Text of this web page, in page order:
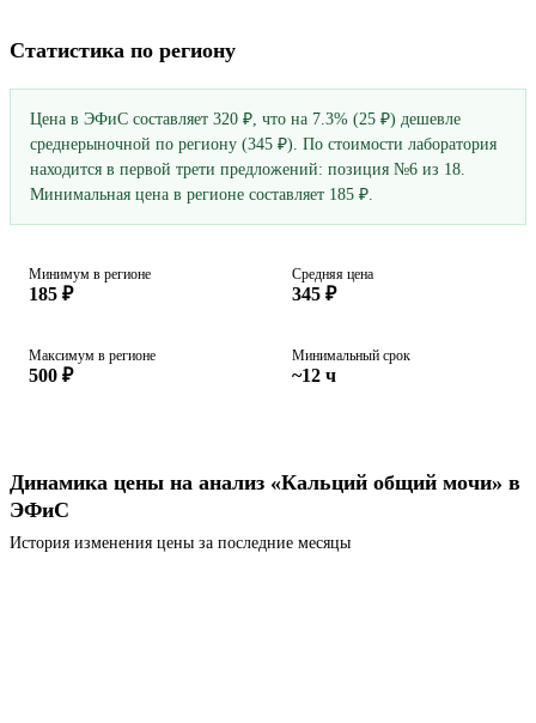
Статистика по региону
Цена в ЭФиС составляет 320 ₽, что на 7.3% (25 ₽) дешевле
среднерыночной по региону (345 ₽). По стоимости лаборатория
находится в первой трети предложений: позиция №6 из 18.
Минимальная цена в регионе составляет 185 ₽.
Минимум в регионе
185 ₽
Средняя цена
345 ₽
Максимум в регионе
500 ₽
Минимальный срок
~12 ч
Динамика цены на анализ «Кальций общий мочи» в
ЭФиС
История изменения цены за последние месяцы